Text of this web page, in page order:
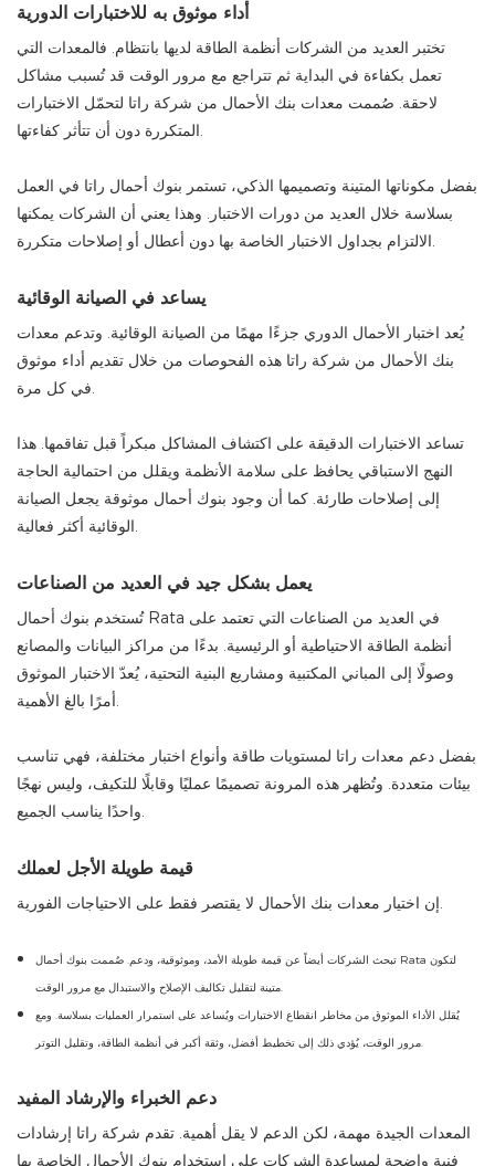
أداء موثوق به للاختبارات الدورية
تختبر العديد من الشركات أنظمة الطاقة لديها بانتظام. فالمعدات التي
تعمل بكفاءة في البداية ثم تتراجع مع مرور الوقت قد تُسبب مشاكل
لاحقة. صُممت معدات بنك الأحمال من شركة راتا لتحمّل الاختبارات
المتكررة دون أن تتأثر كفاءتها.
بفضل مكوناتها المتينة وتصميمها الذكي، تستمر بنوك أحمال راتا في العمل
بسلاسة خلال العديد من دورات الاختبار. وهذا يعني أن الشركات يمكنها
الالتزام بجداول الاختبار الخاصة بها دون أعطال أو إصلاحات متكررة.
يساعد في الصيانة الوقائية
يُعد اختبار الأحمال الدوري جزءًا مهمًا من الصيانة الوقائية. وتدعم معدات
بنك الأحمال من شركة راتا هذه الفحوصات من خلال تقديم أداء موثوق
في كل مرة.
تساعد الاختبارات الدقيقة على اكتشاف المشاكل مبكراً قبل تفاقمها. هذا
النهج الاستباقي يحافظ على سلامة الأنظمة ويقلل من احتمالية الحاجة
إلى إصلاحات طارئة. كما أن وجود بنوك أحمال موثوقة يجعل الصيانة
الوقائية أكثر فعالية.
يعمل بشكل جيد في العديد من الصناعات
تُستخدم بنوك أحمال Rata في العديد من الصناعات التي تعتمد على
أنظمة الطاقة الاحتياطية أو الرئيسية. بدءًا من مراكز البيانات والمصانع
وصولًا إلى المباني المكتبية ومشاريع البنية التحتية، يُعدّ الاختبار الموثوق
أمرًا بالغ الأهمية.
بفضل دعم معدات راتا لمستويات طاقة وأنواع اختبار مختلفة، فهي تناسب
بيئات متعددة. وتُظهر هذه المرونة تصميمًا عمليًا وقابلًا للتكيف، وليس نهجًا
واحدًا يناسب الجميع.
قيمة طويلة الأجل لعملك
إن اختيار معدات بنك الأحمال لا يقتصر فقط على الاحتياجات الفورية.
تبحث الشركات أيضاً عن قيمة طويلة الأمد، وموثوقية، ودعم. صُممت بنوك أحمال Rata لتكون
متينة لتقليل تكاليف الإصلاح والاستبدال مع مرور الوقت.
يُقلل الأداء الموثوق من مخاطر انقطاع الاختبارات ويُساعد على استمرار العمليات بسلاسة. ومع
مرور الوقت، يُؤدي ذلك إلى تخطيط أفضل، وثقة أكبر في أنظمة الطاقة، وتقليل التوتر.
دعم الخبراء والإرشاد المفيد
المعدات الجيدة مهمة، لكن الدعم لا يقل أهمية. تقدم شركة راتا إرشادات
فنية واضحة لمساعدة الشركات على استخدام بنوك الأحمال الخاصة بها